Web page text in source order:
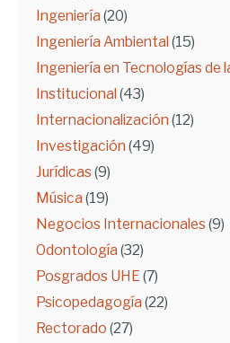
Ingeniería (20)
Ingeniería Ambiental (15)
Ingeniería en Tecnologías de
Institucional (43)
Internacionalización (12)
Investigación (49)
Jurídicas (9)
Música (19)
Negocios Internacionales (9)
Odontología (32)
Posgrados UHE(7)
Psicopedagogía (22)
Rectorado (27)